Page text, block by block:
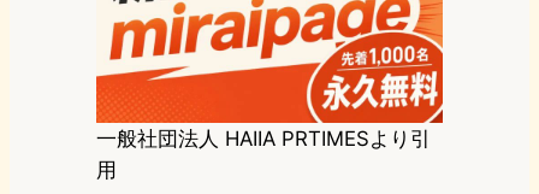
一般社団法人 HAIIA PRTIMESより引
用